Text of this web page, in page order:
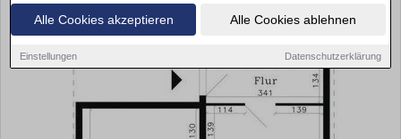
Alle Cookies akzeptieren Alle Cookies ablehnen
Einstellungen Datenschutzerklärung